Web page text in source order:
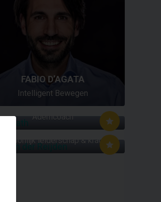
FABIO D’AGATA
Intelligent Bewegen
Ademcoach
GUY VAN DER REIJDEN
Persoonlijk leiderschap & kracht